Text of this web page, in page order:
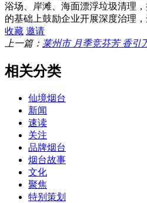
浴场、岸滩、海面漂浮垃圾清理
的基础上鼓励企业开展深度治理
收藏 邀请
上一篇： 莱州市 月季竞芬芳 香引
相关分类
仙境烟台
新闻
速读
关注
品牌烟台
烟台故事
文化
聚焦
特别策划